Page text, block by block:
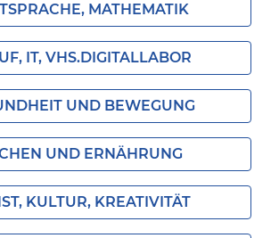
MATHEMATIK
IT, VHS.DIGITALLABOR
UND BEWEGUNG
UND ERNÄHRUNG
KULTUR, KREATIVITÄT